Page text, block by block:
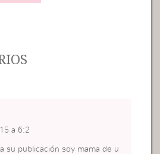
a 6:2
su publicación soy mama de u